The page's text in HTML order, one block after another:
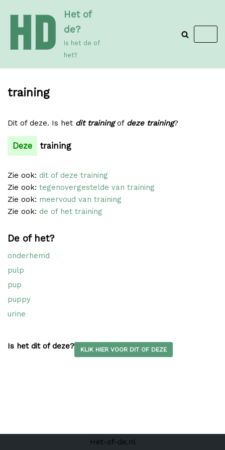
de
inhoud
Het of
de?
Is het de of
het?
training
Dit of deze. Is het dit trainingof deze training?
Deze training
Zie ook: dit of deze training
Zie ook: tegenovergestelde van training
Zie ook: meervoud van training
Zie ook: de of het training
De of het?
onderhemd
pulp
pup
puppy
urine
Is het dit of deze? KLIK HIER VOOR DIT OF DEZE
Het-of-de.nl